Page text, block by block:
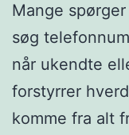
Mange
søg
når ukendte
forstyrrer
komme fra alt